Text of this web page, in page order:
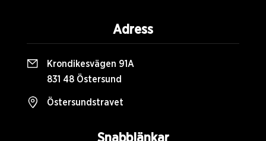
Snabblänkar
Adress
Krondikesvägen 91A
831 48 Östersund
Östersundstravet